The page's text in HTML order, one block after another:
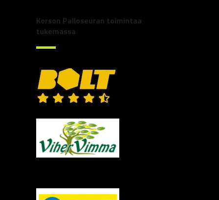
Korson Palloseuran toimintaa
tukemassa